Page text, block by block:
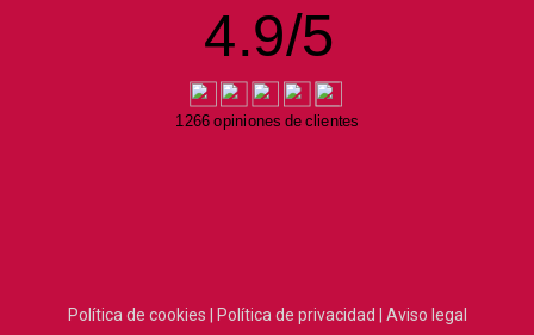
4.9/5
1266 opiniones de clientes
Política de cookies | Política de privacidad | Aviso legal